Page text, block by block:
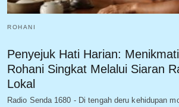
ROHANI
Penyejuk Hati Harian:
Rohani Singkat Melalui Siaran
Lokal
Radio Senda 1680 - Di tengah deru kehidupan